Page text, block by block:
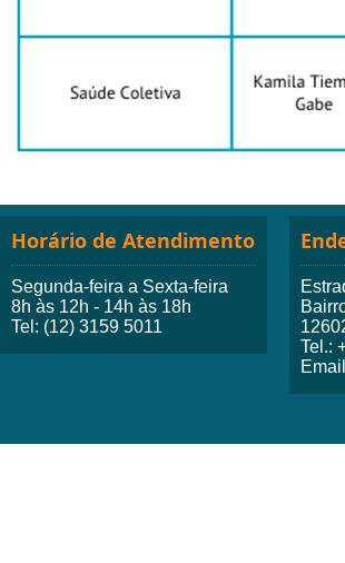
Horário de Atendimento
Segunda-feira a Sexta-feira
8h às 12h - 14h às 18h
Tel: (12) 3159 5011
Tel.: